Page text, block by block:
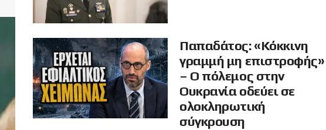
Παπαδάτος: «Κόκκινη
γραμμή μη επιστροφής»
– Ο πόλεμος στην
Ουκρανία οδεύει σε
ολοκληρωτική
σύγκρουση